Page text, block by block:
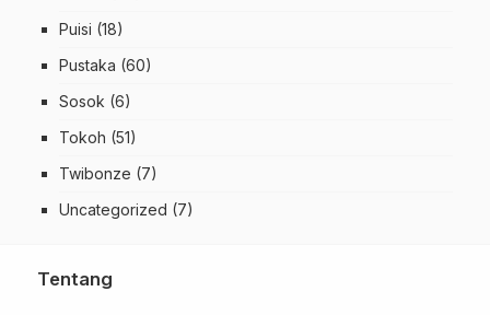
Puisi (18)
Pustaka (60)
Sosok (6)
Tokoh (51)
Twibonze (7)
Uncategorized (7)
Tentang